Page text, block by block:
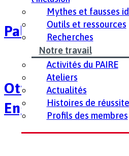
Mythes et fausses
Outils et ressources
Recherches
Notre travail
Activités du PAIRE
Ateliers
Actualités
Histoires de réussite
Profils des membres
Palki Cuisine of
Ottawa Chamber
English